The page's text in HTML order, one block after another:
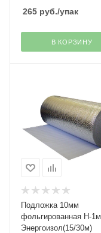
265 руб./упак
В КОРЗИНУ
Подложка 10мм
фольгированная H-1м
Энергоизол(15/30м)